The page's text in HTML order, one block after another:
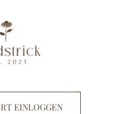
EINLOGGEN